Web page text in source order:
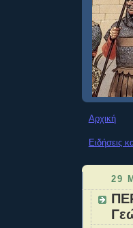
Αρχική
Ειδήσεις
29